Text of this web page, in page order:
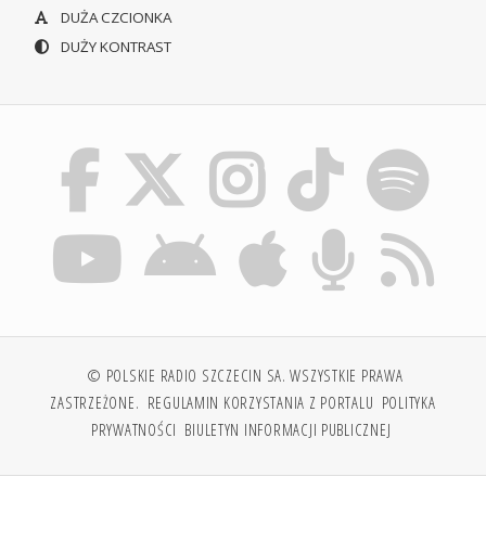
DUŻA CZCIONKA
DUŻY KONTRAST
© POLSKIE RADIO SZCZECIN SA. WSZYSTKIE PRAWA
ZASTRZEŻONE. REGULAMIN KORZYSTANIA Z PORTALU POLITYKA
PRYWATNOŚCI BIULETYN INFORMACJI PUBLICZNEJ